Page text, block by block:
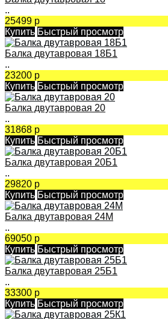
..
25499 р
Купить Быстрый просмотр
Балка двутавровая 18Б1
..
23200 р
Купить Быстрый просмотр
Балка двутавровая 20
..
31868 р
Купить Быстрый просмотр
Балка двутавровая 20Б1
..
29820 р
Купить Быстрый просмотр
Балка двутавровая 24М
..
69050 р
Купить Быстрый просмотр
Балка двутавровая 25Б1
..
33300 р
Купить Быстрый просмотр